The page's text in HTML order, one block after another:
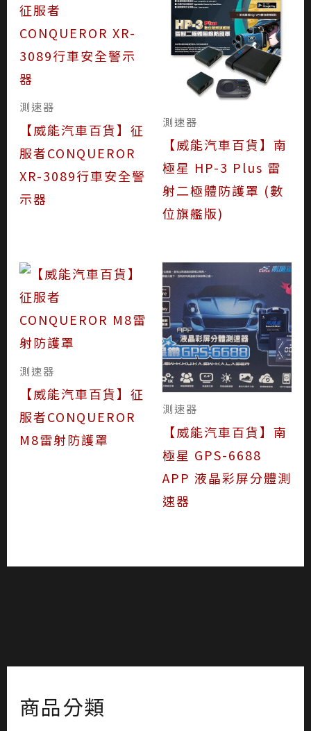
商品分類
測速器
【威能汽車百貨】征
服者CONQUEROR
XR-3089行車安全警
示器
測速器
【威能汽車百貨】南
極星 HP-3 Plus 雷
射二極體防護罩 (數
位旗艦版)
測速器
【威能汽車百貨】征
服者CONQUEROR
M8雷射防護罩
測速器
【威能汽車百貨】南
極星 GPS-6688
APP 液晶彩屏分體測
速器